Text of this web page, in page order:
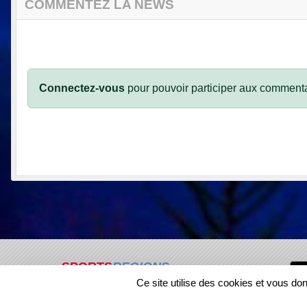
COMMENTEZ LA NEWS
Connectez-vous pour pouvoir participer aux
SPORTSREGIONS
visites
Ce site utilise des cookies et vous